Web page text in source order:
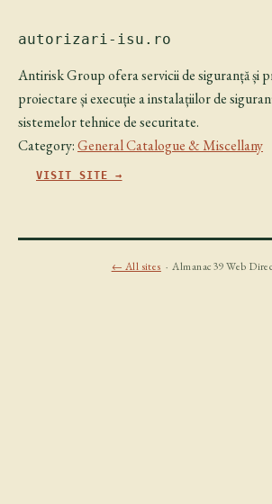
autorizari-isu.ro
Antirisk Group ofera servicii de siguranță și
proiectare și execuție a instalațiilor de
sistemelor tehnice de securitate.
Category:General Catalogue & Miscellany
VISIT SITE →
← All sites · Almanac39 Web